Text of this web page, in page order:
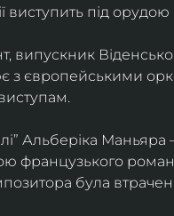
виступить під
з європейськими
Альберіка Маньяра
французького
була